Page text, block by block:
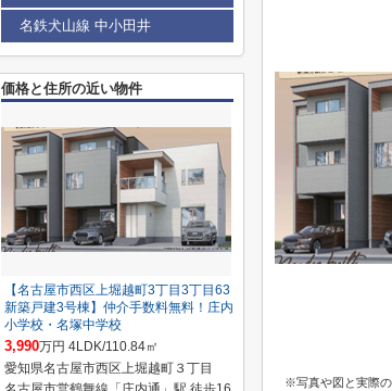
※写真や図と実際の
名鉄犬山線 中小田井
価格と住所の近い物件
【名古屋市西区上堀越町3丁目3丁目63
新築戸建3号棟】仲介手数料無料！庄内
小学校・名塚中学校
3,990万円 4LDK/110.84㎡
愛知県名古屋市西区上堀越町３丁目